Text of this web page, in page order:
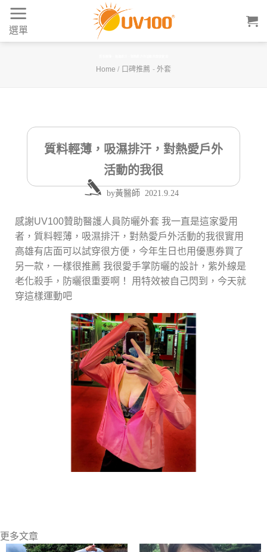
Skip
content
選單
Home / 口碑推薦 - 外套
質料輕薄，吸濕排汗，對熱愛戶外
活動的我很
by黃醫師 2021.9.24
感謝UV100贊助醫護人員防曬外套 我一直是這家愛用
者，質料輕薄，吸濕排汗，對熱愛戶外活動的我很實用
高雄有店面可以試穿很方便，今年生日也用優惠券買了
另一款，一樣很推薦 我很愛手掌防曬的設計，紫外線是
老化殺手，防曬很重要啊！ 用特效被自己閃到，今天就
穿這樣運動吧
更多文章